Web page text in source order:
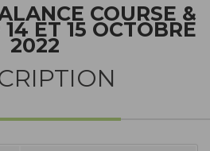
COURSE &
ET 15 OCTOBRE
2022